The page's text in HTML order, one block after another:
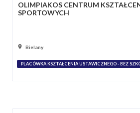
OLIMPIAKOS CENTRUM
SPORTOWYCH
Bielany
PLACÓWKA KSZTAŁCENIA USTAWICZNEGO - BEZ